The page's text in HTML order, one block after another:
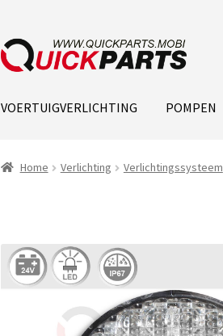
VOERTUIGVERLICHTING POMPEN
Home Verlichting Verlichtingssysteem